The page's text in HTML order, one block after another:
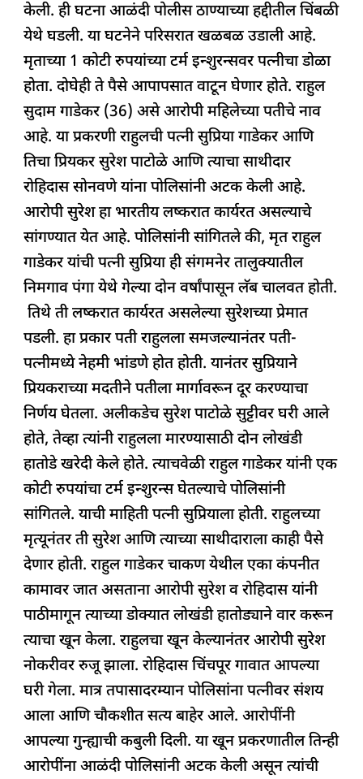
केली. ही घटना आळंदी पोलीस ठाण्याच्या हद्दीतील चिंबळी
येथे घडली. या घटनेने परिसरात खळबळ उडाली आहे.
मृताच्या 1 कोटी रुपयांच्या टर्म इन्शुरन्सवर पत्नीचा डोळा
होता. दोघेही ते पैसे आपापसात वाटून घेणार होते. राहुल
सुदाम गाडेकर (36) असे आरोपी महिलेच्या पतीचे नाव
आहे. या प्रकरणी राहुलची पत्नी सुप्रिया गाडेकर आणि
तिचा प्रियकर सुरेश पाटोळे आणि त्याचा साथीदार
रोहिदास सोनवणे यांना पोलिसांनी अटक केली आहे.
आरोपी सुरेश हा भारतीय लष्करात कार्यरत असल्याचे
सांगण्यात येत आहे. पोलिसांनी सांगितले की, मृत राहुल
गाडेकर यांची पत्नी सुप्रिया ही संगमनेर तालुक्यातील
निमगाव पंगा येथे गेल्या दोन वर्षांपासून लॅब चालवत होती.
तिथे ती लष्करात कार्यरत असलेल्या सुरेशच्या प्रेमात
पडली. हा प्रकार पती राहुलला समजल्यानंतर पती-
पत्नीमध्ये नेहमी भांडणे होत होती. यानंतर सुप्रियाने
प्रियकराच्या मदतीने पतीला मार्गावरून दूर करण्याचा
निर्णय घेतला. अलीकडेच सुरेश पाटोळे सुट्टीवर घरी आले
होते, तेव्हा त्यांनी राहुलला मारण्यासाठी दोन लोखंडी
हातोडे खरेदी केले होते. त्याचवेळी राहुल गाडेकर यांनी एक
कोटी रुपयांचा टर्म इन्शुरन्स घेतल्याचे पोलिसांनी
सांगितले. याची माहिती पत्नी सुप्रियाला होती. राहुलच्या
मृत्यूनंतर ती सुरेश आणि त्याच्या साथीदाराला काही पैसे
देणार होती. राहुल गाडेकर चाकण येथील एका कंपनीत
कामावर जात असताना आरोपी सुरेश व रोहिदास यांनी
पाठीमागून त्याच्या डोक्यात लोखंडी हातोड्याने वार करून
त्याचा खून केला. राहुलचा खून केल्यानंतर आरोपी सुरेश
नोकरीवर रुजू झाला. रोहिदास चिंचपूर गावात आपल्या
घरी गेला. मात्र तपासादरम्यान पोलिसांना पत्नीवर संशय
आला आणि चौकशीत सत्य बाहेर आले. आरोपींनी
आपल्या गुन्ह्याची कबुली दिली. या खून प्रकरणातील तिन्ही
आरोपींना आळंदी पोलिसांनी अटक केली असून त्यांची